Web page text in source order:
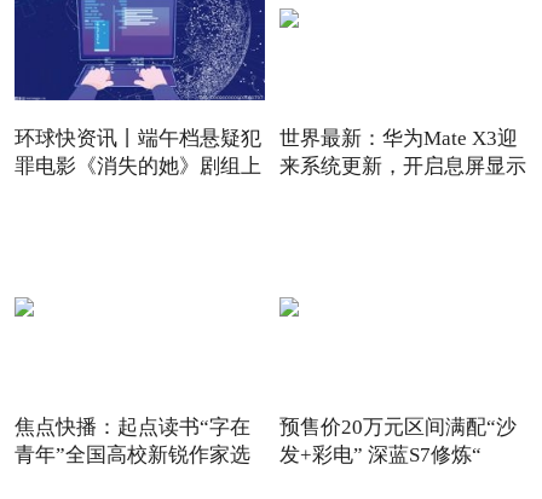
环球快资讯丨端午档悬疑犯
罪电影《消失的她》剧组上
世界最新：华为Mate X3迎
来系统更新，开启息屏显示
焦点快播：起点读书“字在
青年”全国高校新锐作家选
预售价20万元区间满配“沙
发+彩电” 深蓝S7修炼“